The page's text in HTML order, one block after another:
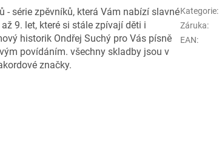
- série zpěvníků, která Vám nabízí slavné
9. let, které si stále zpívají děti i
historik Ondřej Suchý pro Vás písně
povídáním. všechny skladby jsou v
značky.
Kategorie:
Záruka:
EAN: